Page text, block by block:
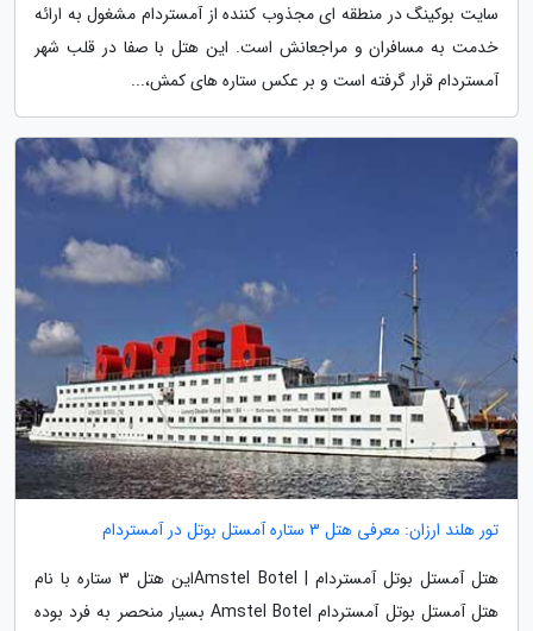
سایت بوکینگ در منطقه ای مجذوب کننده از آمستردام مشغول به ارائه
خدمت به مسافران و مراجعانش است. این هتل با صفا در قلب شهر
آمستردام قرار گرفته است و بر عکس ستاره های کمش،...
تور هلند ارزان: معرفی هتل 3 ستاره آمستل بوتل در آمستردام
هتل آمستل بوتل آمستردام | Amstel Botelاین هتل 3 ستاره با نام
هتل آمستل بوتل آمستردام Amstel Botel بسیار منحصر به فرد بوده